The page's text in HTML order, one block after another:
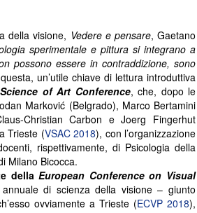
della visione, Vedere e pensare, Gaetano
sperimentale e pittura si integrano a
possono essere in contraddizione, sono
un’utile chiave di lettura introduttiva
of Art Conference, che, dopo le
Marković (Belgrado), Marco Bertamini
Christian Carbon e Joerg Fingerhut
Trieste (VSAC 2018), con l’organizzazione
rispettivamente, di Psicologia della
Milano Bicocca.
dellaEuropean Conference on Visual
di scienza della visione – giunto
ovviamente a Trieste (ECVP 2018),